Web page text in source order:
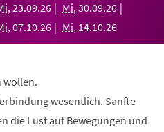
,23.09.26 Mi,30.09.26
,07.10.26 Mi, 14.10.26
wollen.
wesentlich. Sanfte
die Lust auf Bewegungen und